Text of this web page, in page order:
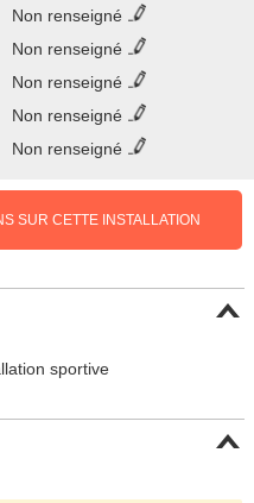
Non renseigné
Non renseigné
Non renseigné
Non renseigné
Non renseigné
SUR CETTE INSTALLATION
sportive